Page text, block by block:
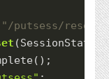
"/putsess/reset",
();